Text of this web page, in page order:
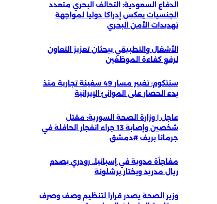
الدفاع السعودية: التحالف البحري متعدد
الجنسيات يعكس إدراكا دوليا لمواجهة
تهديدات الأمن البحري
الأشغال والتطبيقي يبحثان تعزيز التعاون
لرفع كفاءة الموظفين
سنتكوم: تغيير مسار 49 سفينة تجارية منذ
بدء الحصار على الموانئ الإيرانية
عاجل | وزارة الصحة السورية: مقتل
شخصين وإصابة 13 جراء انفجار الحافلة في
جرمانا بريف #دمشق
مفاجأة مدوية في إسبانيا.. رودري يصدم
ريال مدريد ويختار برشلونة
وزير الصحة يصدر قرارا لتنظيم وصف وصرف